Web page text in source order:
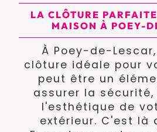
LA CLÔTURE
MAISON À POEY-
À Poey-de-
clôture idéale pour
peut être un
assurer la
l'esthétique de
extérieur. C'est là